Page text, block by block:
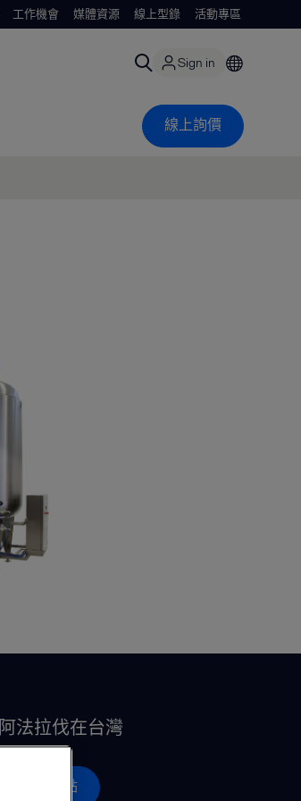
工作機會 媒體資源 線上型錄 活動專區
Sign in
線上詢價
阿法拉伐在台灣
營運據點